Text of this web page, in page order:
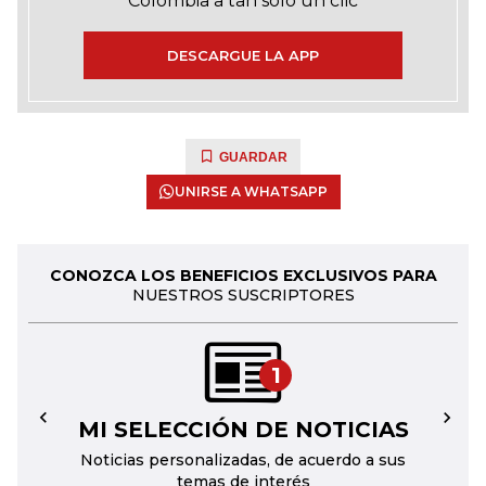
DESCARGUE LA APP
GUARDAR
UNIRSE A WHATSAPP
CONOZCA LOS BENEFICIOS EXCLUSIVOS PARA
NUESTROS SUSCRIPTORES
1
MI SELECCIÓN DE NOTICIAS
Noticias personalizadas, de acuerdo a sus
temas de interés
← →